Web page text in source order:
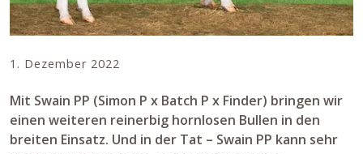
1. Dezember 2022
Mit Swain PP (Simon P x Batch P x Finder) bringen wir
einen weiteren reinerbig hornlosen Bullen in den
breiten Einsatz. Und in der Tat – Swain PP kann sehr